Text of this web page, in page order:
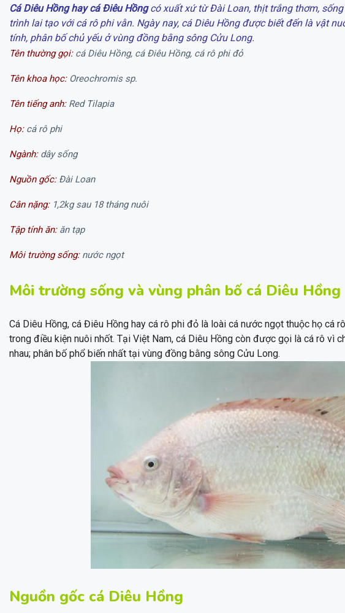
Cá Diêu Hồng hay cá Điêu Hồngcó xuất xứ từ Đài Loan, thịt trắng thơm,
trình lai tạo với cá rô phi vằn. Ngày nay, cá Diêu Hồng được biết đến là vật
tính, phân bố chủ yếu ở vùng đồng bằng sông Cửu Long.
Tên thường gọi:cá Diêu Hồng, cá Điêu Hồng, cá rô phi đỏ
Tên khoa học:Oreochromis sp.
Tên tiếng anh:Red Tilapia
Họ:cá rô phi
Ngành:dây sống
Nguồn gốc:Đài Loan
Cân nặng:1,2kg sau 18 tháng nuôi
Tập tính ăn:ăn tạp
Môi trường sống:nước ngọt
Môi trường sống và vùng phân bố cá Diêu Hồng
Cá Diêu Hồng, cá Điêu Hồng hay cá rô phi đỏ là loài cá nước ngọt thuộc họ cá
trong điều kiện nuôi nhốt. Tại Việt Nam, cá Diêu Hồng còn được gọi là cá rô vì
nhau; phân bố phổ biến nhất tại vùng đồng bằng sông Cửu Long.
Nguồn gốc cá Diêu Hồng